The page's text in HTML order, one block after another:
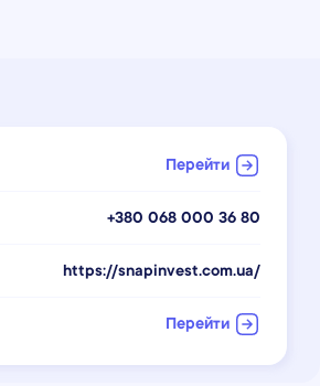
Перейти
+380 068 000 36 80
https://snapinvest.com.ua/
Перейти